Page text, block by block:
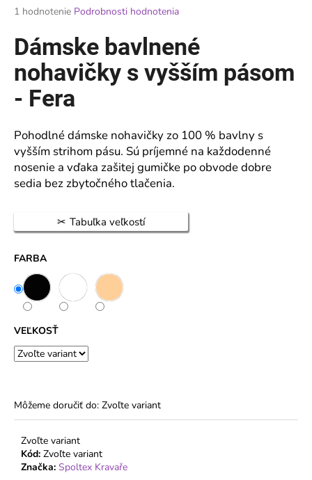
Priemerné
produktu
je
hviezdičiek.
1 hodnotenie Podrobnosti hodnotenia
Dámske bavlnené
nohavičky s vyšším pásom
- Fera
Pohodlné dámske nohavičky zo 100 % bavlny s
vyšším strihom pásu. Sú príjemné na každodenné
nosenie a vďaka zašitej gumičke po obvode dobre
sedia bez zbytočného tlačenia.
Tabuľka veľkostí
FARBA
VEĽKOSŤ
Môžeme doručiť do: Zvoľte variant
Zvoľte variant
Kód: Zvoľte variant
Značka: Spoltex Kravaře
á
j
s
ť
HĽADAŤ
d
p
r
ú
a
m
e
DÁMSKE
BAVLNENÉ
NOHAVIČKY
JEMNOU
KRAJKOU
KARA